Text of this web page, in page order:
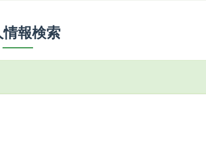
報検索